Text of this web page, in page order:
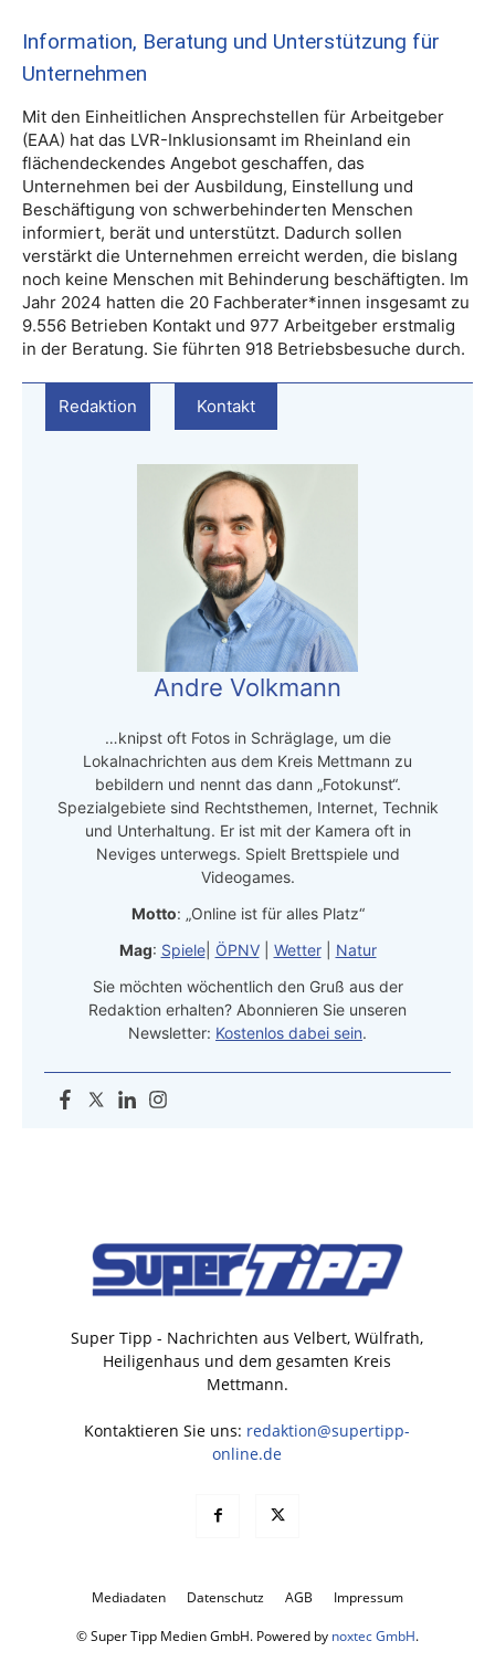
Information, Beratung und Unterstützung für
Unternehmen
Mit den Einheitlichen Ansprechstellen für Arbeitgeber
(EAA) hat das LVR-Inklusionsamt im Rheinland ein
flächendeckendes Angebot geschaffen, das
Unternehmen bei der Ausbildung, Einstellung und
Beschäftigung von schwerbehinderten Menschen
informiert, berät und unterstützt. Dadurch sollen
verstärkt die Unternehmen erreicht werden, die bislang
noch keine Menschen mit Behinderung beschäftigten. Im
Jahr 2024 hatten die 20 Fachberater*innen insgesamt zu
9.556 Betrieben Kontakt und 977 Arbeitgeber erstmalig
in der Beratung. Sie führten 918 Betriebsbesuche durch.
Redaktion Kontakt
Andre Volkmann
…knipst oft Fotos in Schräglage, um die
Lokalnachrichten aus dem Kreis Mettmann zu
bebildern und nennt das dann „Fotokunst“.
Spezialgebiete sind Rechtsthemen, Internet, Technik
und Unterhaltung. Er ist mit der Kamera oft in
Neviges unterwegs. Spielt Brettspiele und
Videogames.
Motto: „Online ist für alles Platz“
Mag: Spiele| ÖPNV| Wetter| Natur
Sie möchten wöchentlich den Gruß aus der
Redaktion erhalten? Abonnieren Sie unseren
Newsletter: Kostenlos dabei sein.
Super Tipp - Nachrichten aus Velbert, Wülfrath,
Heiligenhaus und dem gesamten Kreis
Mettmann.
Kontaktieren Sie uns: redaktion@supertipp-
online.de
Mediadaten Datenschutz AGB Impressum
© Super Tipp Medien GmbH. Powered by noxtec GmbH.